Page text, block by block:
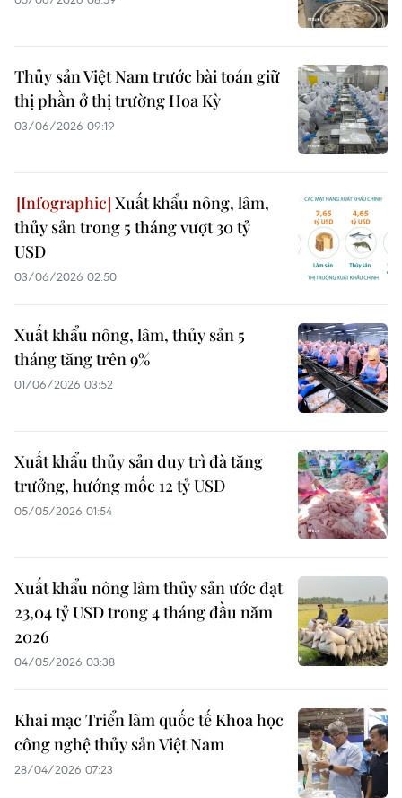
Thủy sản Việt Nam trước bài toán giữ
thị phần ở thị trường Hoa Kỳ
03/06/2026 09:19
Xuất khẩu nông, lâm,
thủy sản trong 5 tháng vượt 30 tỷ
USD
03/06/2026 02:50
Xuất khẩu nông, lâm, thủy sản 5
tháng tăng trên 9%
01/06/2026 03:52
Xuất khẩu thủy sản duy trì đà tăng
trưởng, hướng mốc 12 tỷ USD
05/05/2026 01:54
Xuất khẩu nông lâm thủy sản ước đạt
23,04 tỷ USD trong 4 tháng đầu năm
2026
04/05/2026 03:38
Khai mạc Triển lãm quốc tế Khoa học
công nghệ thủy sản Việt Nam
28/04/2026 07:23